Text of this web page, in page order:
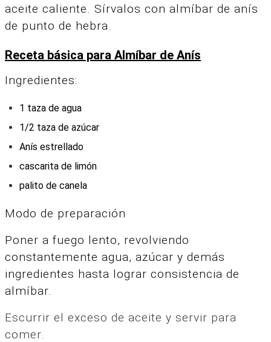
aceite caliente. Sírvalos con almíbar de anís
de punto de hebra.
Receta básica para Almíbar de Anís
Ingredientes:
1 taza de agua
1/2 taza de azúcar
Anís estrellado
cascarita de limón
palito de canela
Modo de preparación
Poner a fuego lento, revolviendo
constantemente agua, azúcar y demás
ingredientes hasta lograr consistencia de
almíbar.
Escurrir el exceso de aceite y servir para
comer.